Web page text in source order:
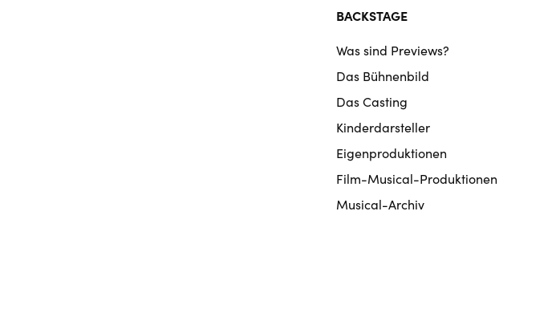
BACKSTAGE
Was sind Previews?
Das Bühnenbild
Das Casting
Kinderdarsteller
Eigenproduktionen
Film-Musical-Produktionen
Musical-Archiv